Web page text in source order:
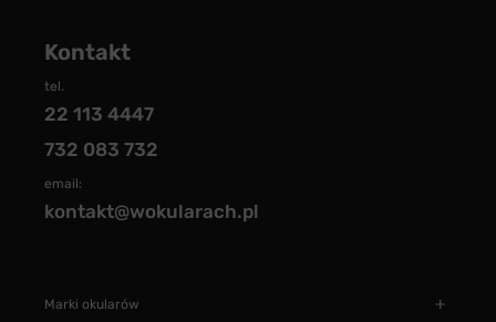
Kontakt
tel.
22 113 4447
732 083 732
email:
kontakt@wokularach.pl
Marki okularów